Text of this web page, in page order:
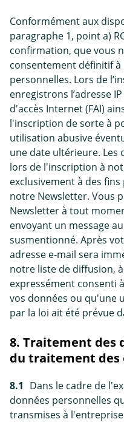
Conformément aux
paragraphe 1, point a)
confirmation, que vous
consentement définitif
personnelles. Lors de
enregistrons l’adresse
d'accès Internet (FAI)
l'inscription de sorte à
utilisation abusive
une date ultérieure. Les
lors de l'inscription à
exclusivement à des
notre Newsletter. Vous
Newsletter à tout
envoyant un message
susmentionné. Après
adresse e-mail sera
notre liste de diffusion,
expressément consenti
vos données ou qu'une
par la loi ait été prévue
8. Traitement des
du traitement des
8.1 Dans le cadre de
données personnelles
transmises à